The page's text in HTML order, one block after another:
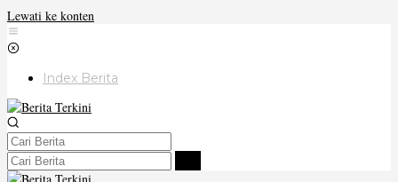
Lewati ke konten
Index Berita